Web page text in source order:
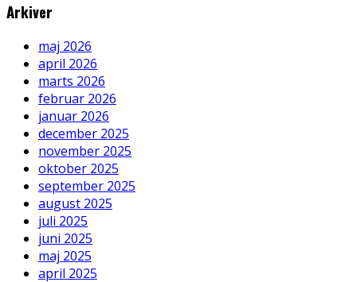
Arkiver
maj 2026
april 2026
marts 2026
februar 2026
januar 2026
december 2025
november 2025
oktober 2025
september 2025
august 2025
juli 2025
juni 2025
maj 2025
april 2025